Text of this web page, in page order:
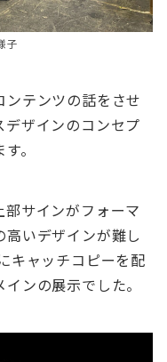
子
テンツの話をさせ
ザインのコンセプ
。
サインがフォーマ
いデザインが難し
キャッチコピーを配
ンの展示でした。